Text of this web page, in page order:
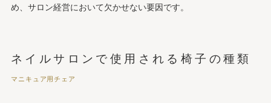
め、サロン経営において欠かせない要因です。
ネイルサロンで使用される椅子の種類
マニキュア用チェア